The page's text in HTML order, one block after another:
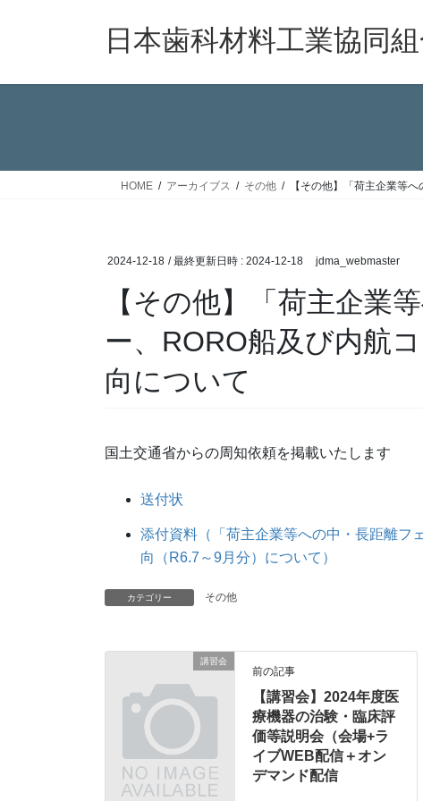
日本歯科材料工業協同
HOME アーカイブス その他 【その他】「荷主企業等
2024-12-18 / 最終更新日時 : 2024-12-18 jdma_webmaster
【その他】「荷主企業
ー、RORO船及び内航
向について
国土交通省からの周知依頼を掲載いたします
送付状
添付資料（「荷主企業等への中・長距離フ
向（R6.7～9月分）について）
カテゴリー その他
講習会
前の記事
【講習会】2024年度医
療機器の治験・臨床評
価等説明会（会場+ラ
イブWEB配信＋オン
デマンド配信